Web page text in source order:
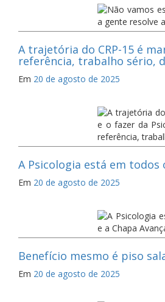
A trajetória do CRP-15 é
referência, trabalho sério,
Em 20 de agosto de 2025
A Psicologia está em todos
Em 20 de agosto de 2025
Benefício mesmo é piso
Em 20 de agosto de 2025